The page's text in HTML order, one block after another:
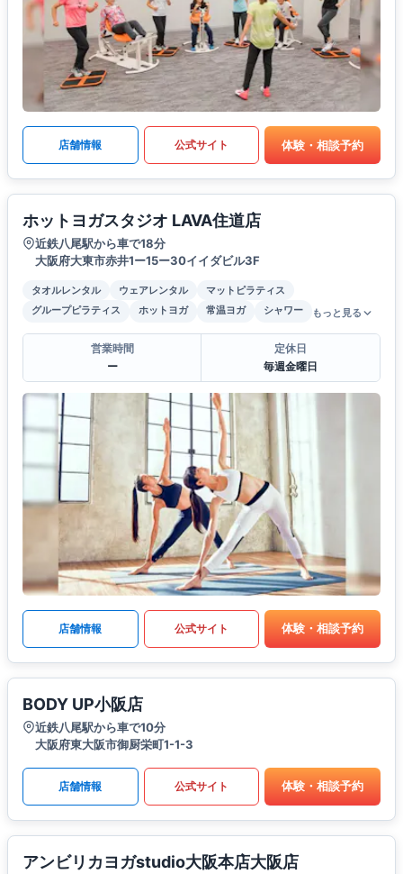
店舗情報 公式サイト 体験・相談予約
ホットヨガスタジオ LAVA住道店
近鉄八尾駅から車で18分
大阪府大東市赤井1ー15ー30イイダビル3F
タオルレンタル ウェアレンタル
マットピラティス
グループピラティス
ホットヨガ 常温ヨガ シャワー もっと見る
営業時間
ー
定休日
毎週金曜日
店舗情報 公式サイト 体験・相談予約
BODY UP小阪店
近鉄八尾駅から車で10分
大阪府東大阪市御厨栄町1-1-3
店舗情報 公式サイト 体験・相談予約
アンビリカヨガstudio大阪本店大阪店